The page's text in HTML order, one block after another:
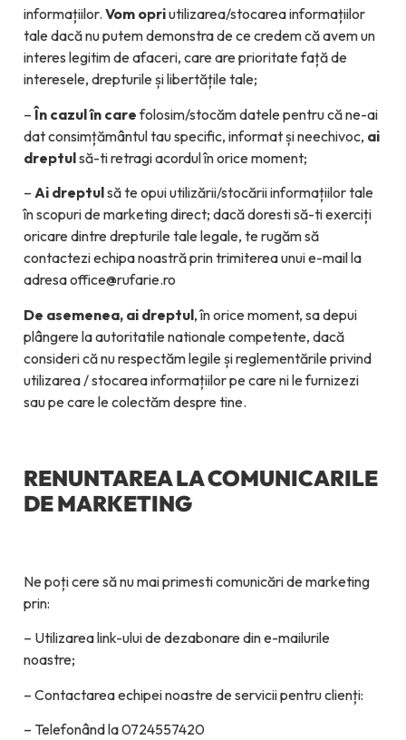
informațiilor. Vom opriutilizarea/stocarea informațiilor
tale dacă nu putem demonstra de ce credem că avem un
interes legitim de afaceri, care are prioritate față de
interesele, drepturile și libertățile tale;
–În cazul în carefolosim/stocăm datele pentru că ne-ai
dat consimțământul tau specific, informat și neechivoc, ai
dreptulsă-ti retragi acordul în orice moment;
– Ai dreptulsă te opui utilizării/stocării informațiilor tale
în scopuri de marketing direct; dacă doresti să-ti exerciți
oricare dintre drepturile tale legale, te rugăm să
contactezi echipa noastră prin trimiterea unui e-mail la
adresa office@rufarie.ro
De asemenea, ai dreptul, în orice moment, sa depui
plângere la autoritatile nationale competente, dacă
consideri că nu respectăm legile și reglementările privind
utilizarea / stocarea informațiilor pe care ni le furnizezi
sau pe care le colectăm despre tine.
RENUNTAREA LA COMUNICARILE
DE MARKETING
Ne poți cere să nu mai primesti comunicări de marketing
prin:
– Utilizarea link-ului de dezabonare din e-mailurile
noastre;
– Contactarea echipei noastre de servicii pentru clienți:
– Telefonând la 0724557420